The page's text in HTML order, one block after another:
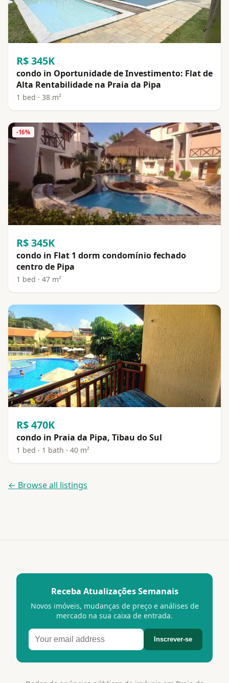
R$ 345K
condo in Oportunidade de Investimento: Flat de
Alta Rentabilidade na Praia da Pipa
1 bed · 38 m²
-16%
R$ 345K
condo in Flat 1 dorm condomínio fechado
centro de Pipa
1 bed · 47 m²
R$ 470K
condo in Praia da Pipa, Tibau do Sul
1 bed · 1 bath · 40 m²
← Browse all listings
Receba Atualizações Semanais
Novos imóveis, mudanças de preço e análises de
mercado na sua caixa de entrada.
Inscrever-se